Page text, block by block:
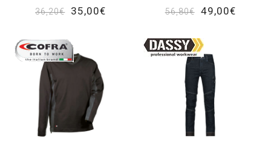
36,20€
35,00€
56,80€
49,00€